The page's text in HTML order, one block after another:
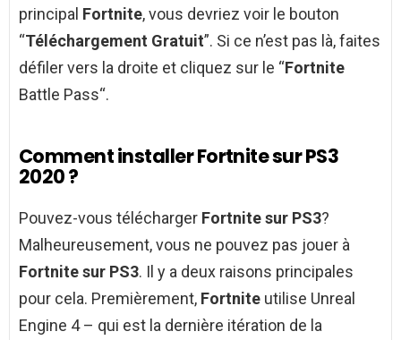
principal Fortnite, vous devriez voir le bouton
“Téléchargement Gratuit”. Si ce n’est pas là, faites
défiler vers la droite et cliquez sur le “Fortnite
Battle Pass“.
Comment installer Fortnite sur PS3
2020 ?
Pouvez-vous télécharger Fortnite sur PS3?
Malheureusement, vous ne pouvez pas jouer à
Fortnite sur PS3. Il y a deux raisons principales
pour cela. Premièrement, Fortnite utilise Unreal
Engine 4 – qui est la dernière itération de la